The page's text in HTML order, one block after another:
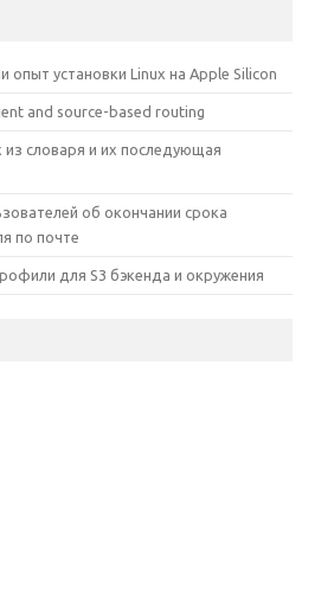
опыт установки Linux на Apple Silicon
and source-based routing
словаря и их последующая
об окончании срока
по почте
для S3 бэкенда и окружения